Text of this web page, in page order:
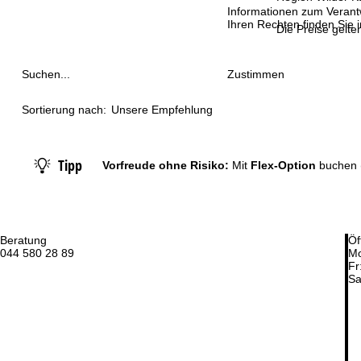
Informationen zum
Ihren Rechten finden Sie
Zustimmen
Beratung
044 580 28 89
t
t
Die Preise
Suchen...
Sortierung nach: Unsere Empfehlung
Tipp Vorfreude ohne Risiko: Mit Flex-Option buchen